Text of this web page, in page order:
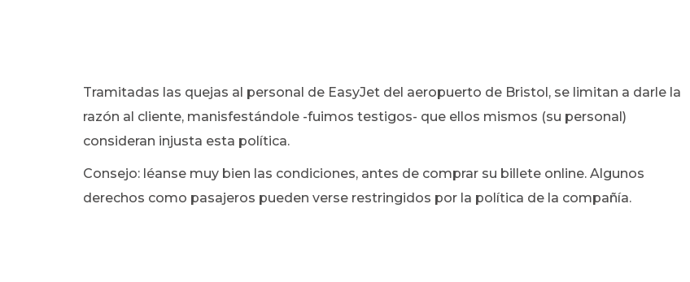
Tramitadas las quejas al personal de EasyJet del aeropuerto de Bristol, se limitan a darle la
razón al cliente, manisfestándole -fuimos testigos- que ellos mismos (su personal)
consideran injusta esta política.
Consejo: léanse muy bien las condiciones, antes de comprar su billete online. Algunos
derechos como pasajeros pueden verse restringidos por la política de la compañía.